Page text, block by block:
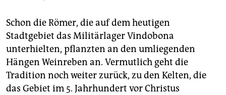
Schon die Römer, die auf dem heutigen
Stadtgebiet das Militärlager Vindobona
unterhielten, pflanzten an den umliegenden
Hängen Weinreben an. Vermutlich geht die
Tradition noch weiter zurück, zu den Kelten, die
das Gebiet im 5. Jahrhundert vor Christus